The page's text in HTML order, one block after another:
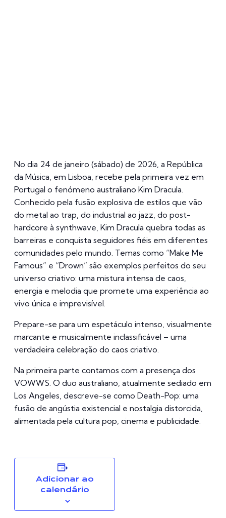
No dia 24 de janeiro (sábado) de 2026, a República
da Música, em Lisboa, recebe pela primeira vez em
Portugal o fenómeno australiano Kim Dracula.
Conhecido pela fusão explosiva de estilos que vão
do metal ao trap, do industrial ao jazz, do post-
hardcore à synthwave, Kim Dracula quebra todas as
barreiras e conquista seguidores fiéis em diferentes
comunidades pelo mundo. Temas como “Make Me
Famous” e “Drown” são exemplos perfeitos do seu
universo criativo: uma mistura intensa de caos,
energia e melodia que promete uma experiência ao
vivo única e imprevisível.
Prepare-se para um espetáculo intenso, visualmente
marcante e musicalmente inclassificável – uma
verdadeira celebração do caos criativo.
Na primeira parte contamos com a presença dos
VOWWS. O duo australiano, atualmente sediado em
Los Angeles, descreve-se como Death-Pop: uma
fusão de angústia existencial e nostalgia distorcida,
alimentada pela cultura pop, cinema e publicidade.
Adicionar ao
calendário